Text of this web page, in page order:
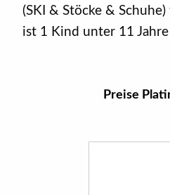
(SKI & Stöcke &
ist 1 Kind unter 11
Preise